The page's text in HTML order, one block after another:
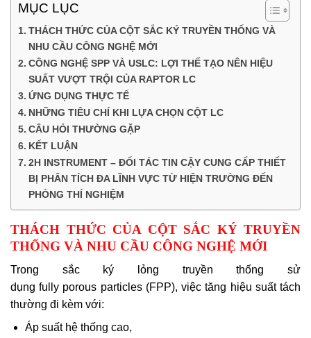
MỤC LỤC
THÁCH THỨC CỦA CỘT SẮC KÝ TRUYỀN THỐNG VÀ
NHU CẦU CÔNG NGHỆ MỚI
CÔNG NGHỆ SPP VÀ USLC: LỢI THẾ TẠO NÊN HIỆU
SUẤT VƯỢT TRỘI CỦA RAPTOR LC
ỨNG DỤNG THỰC TẾ
NHỮNG TIÊU CHÍ KHI LỰA CHỌN CỘT LC
CÂU HỎI THƯỜNG GẶP
KẾT LUẬN
2H INSTRUMENT – ĐỐI TÁC TIN CẬY CUNG CẤP THIẾT
BỊ PHÂN TÍCH ĐA LĨNH VỰC TỪ HIỆN TRƯỜNG ĐẾN
PHÒNG THÍ NGHIỆM
THÁCH THỨC CỦA CỘT SẮC KÝ TRUYỀN
THỐNG VÀ NHU CẦU CÔNG NGHỆ MỚI
Trong sắc ký lỏng truyền thống sử
dụng fully porous particles (FPP), việc tăng hiệu suất tách
thường đi kèm với:
Áp suất hệ thống cao,